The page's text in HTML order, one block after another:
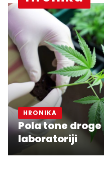
HRONIKA
Pola tone
laboratoriji